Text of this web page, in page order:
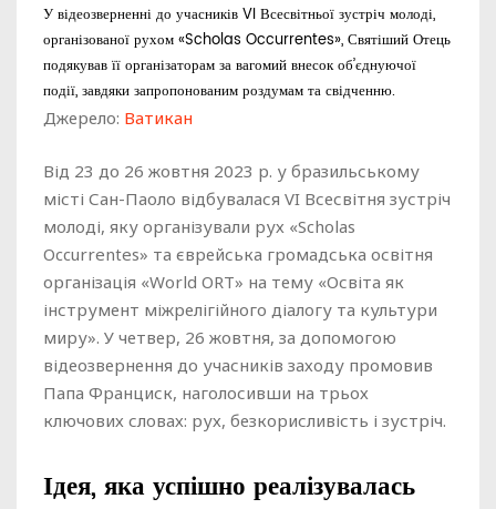
У відеозверненні до учасників VI Всесвітньої зустріч молоді,
організованої рухом «Scholas Occurrentes», Святіший Отець
подякував її організаторам за вагомий внесок об’єднуючої
події, завдяки запропонованим роздумам та свідченню.
Джерело: Ватикан
Від 23 до 26 жовтня 2023 р. у бразильському
місті Сан-Паоло відбувалася VI Всесвітня зустріч
молоді, яку організували рух «Scholas
Occurrentes» та єврейська громадська освітня
організація «World ORT» на тему «Освіта як
інструмент міжрелігійного діалогу та культури
миру». У четвер, 26 жовтня, за допомогою
відеозвернення до учасників заходу промовив
Папа Франциск, наголосивши на трьох
ключових словах: рух, безкорисливість і зустріч.
Ідея, яка успішно реалізувалась